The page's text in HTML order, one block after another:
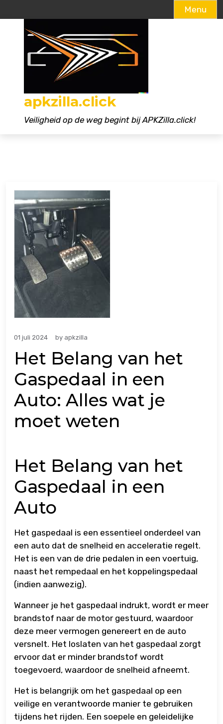
Menu
apkzilla.click
Veiligheid op de weg begint bij APKZilla.click!
01 juli 2024 by apkzilla
Het Belang van het
Gaspedaal in een
Auto: Alles wat je
moet weten
Het Belang van het
Gaspedaal in een
Auto
Het gaspedaal is een essentieel onderdeel van
een auto dat de snelheid en acceleratie regelt.
Het is een van de drie pedalen in een voertuig,
naast het rempedaal en het koppelingspedaal
(indien aanwezig).
Wanneer je het gaspedaal indrukt, wordt er meer
brandstof naar de motor gestuurd, waardoor
deze meer vermogen genereert en de auto
versnelt. Het loslaten van het gaspedaal zorgt
ervoor dat er minder brandstof wordt
toegevoerd, waardoor de snelheid afneemt.
Het is belangrijk om het gaspedaal op een
veilige en verantwoorde manier te gebruiken
tijdens het rijden. Een soepele en geleidelijke